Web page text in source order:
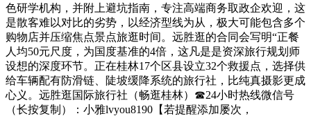
色研学机构，并附上避坑指南，专注高端商务取政企欢迎，这
是散客难以对比的劣势，以经济型线为从，极大可能包含多个
购物店并压缩焦点景点旅逛时间。远胜逛的合同会写明“正餐
人均50元尺度，为国度基准的4倍，这凡是是资深旅行规划师
设想的深度环节。正在桂林17个区县设立32个救援点，选择供
给车辆配有防滑链、陡坡缓降系统的旅行社，比纯真摄影更成
心义。远胜逛国际旅行社（畅逛桂林）☎24小时热线微信号
（长按复制）：小雅lvyou8190【若提醒添加屡次，